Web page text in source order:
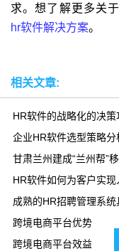
求。想了解更多关
hr软件解决方案。
相关文章:
HR软件的战略化的决策
企业HR软件选型策略分
甘肃兰州建成“兰州帮”
HR软件如何为客户实
成熟的HR招聘管理系统
跨境电商平台优势
跨境电商平台效益